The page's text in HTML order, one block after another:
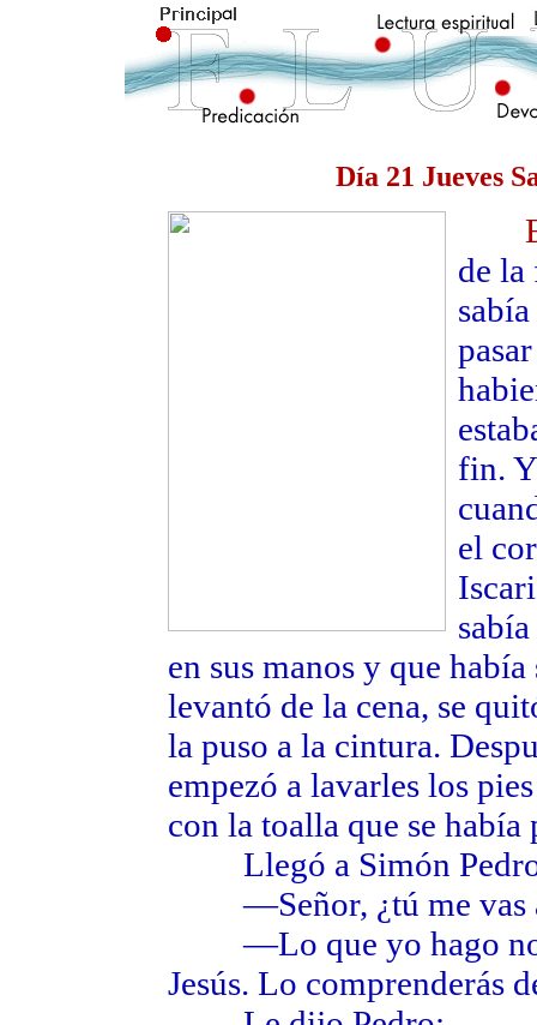
Día 21 Jueves
de la
fin.
el
en sus manos y que
levantó de la cena, se
la puso a la cintura.
empezó a lavarles los
con la toalla que se había
Llegó a Simón Pedro
—Señor, ¿tú me vas a
—Lo que yo hago
Jesús. Lo comprenderás